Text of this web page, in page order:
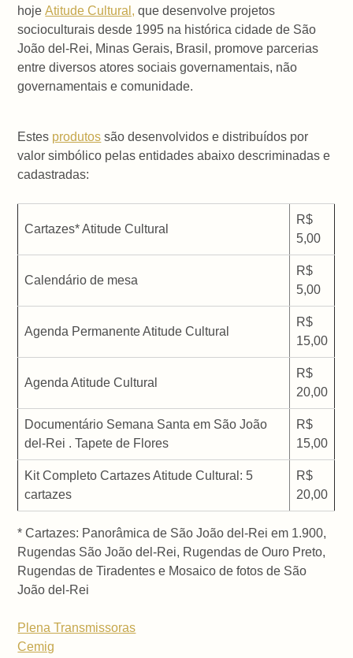
hojeAtitude Cultural, que desenvolve projetos
socioculturais desde 1995 na histórica cidade de São
João del-Rei, Minas Gerais, Brasil, promove parcerias
entre diversos atores sociais governamentais, não
governamentais e comunidade.
Estes produtos são desenvolvidos e distribuídos por
valor simbólico pelas entidades abaixo descriminadas e
cadastradas:
Cartazes* Atitude Cultural
R$
5,00
Calendário de mesa
R$
5,00
Agenda Permanente Atitude Cultural
R$
15,00
Agenda Atitude Cultural
R$
20,00
Documentário Semana Santa em São João
del-Rei . Tapete de Flores
R$
15,00
Kit Completo Cartazes Atitude Cultural: 5
cartazes
R$
20,00
* Cartazes: Panorâmica de São João del-Rei em 1.900,
Rugendas São João del-Rei, Rugendas de Ouro Preto,
Rugendas de Tiradentes e Mosaico de fotos de São
João del-Rei
Plena Transmissoras
Cemig